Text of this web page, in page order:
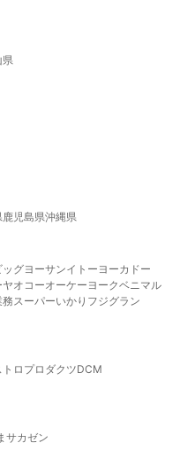
県
鹿児島県沖縄県
ッグヨーサンイトーヨーカドー
ヤオコーオーケー ヨークベニマル
務スーパーいかり フジグラン
トロプロダクツDCM
サカゼン